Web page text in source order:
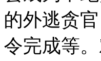
的外逃贪
令完成等